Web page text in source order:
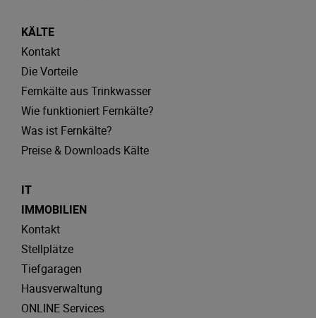
KÄLTE
Kontakt
Die Vorteile
Fernkälte aus Trinkwasser
Wie funktioniert Fernkälte?
Was ist Fernkälte?
Preise & Downloads Kälte
IT
IMMOBILIEN
Kontakt
Stellplätze
Tiefgaragen
Hausverwaltung
ONLINE Services